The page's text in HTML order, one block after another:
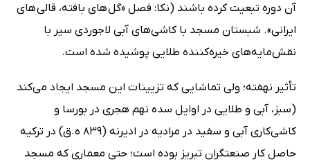
آن دوره تبعیت کرده باشند (نکا: فصل «گل های بافته، قالی های
ایرانی». شبستان مسجد با کاشی‌های آبی لاجوردی سیر با
نقش‌مایه‌های خیره‌کننده طلایی پوشیده شده است.
تأثیر نهفته؛ ولی تماشایی که تزیینات این مسجد ایجاد می‌کند
(سبز، آبی و طلایی در اوایل سده نهم هجری در بورسا و
کاشی‌کاری آبی و سفید در مرادیه در ادیرنه (839 ه.ق) در ترکیه
حاصل کار صنعتگران تبریز بوده است؛ حتی معماری که مسجد